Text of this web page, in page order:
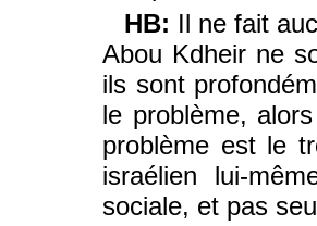
HB: Il ne fait
Abou Kdheir ne
ils sont
le problème,
problème est le
israélien lui-
sociale, et pas